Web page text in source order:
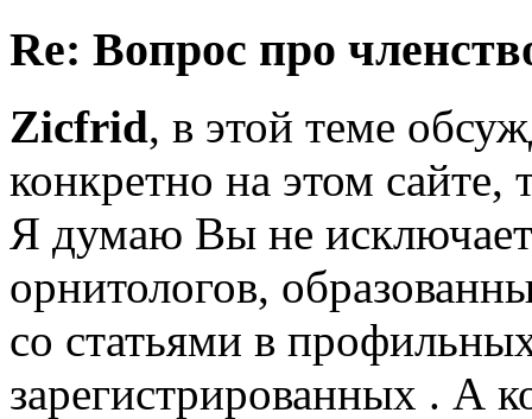
Re: Вопрос про
Zicfrid, в этой теме
конкретно на этом
Я думаю Вы не
орнитологов,
со статьями в
зарегистрированных . А